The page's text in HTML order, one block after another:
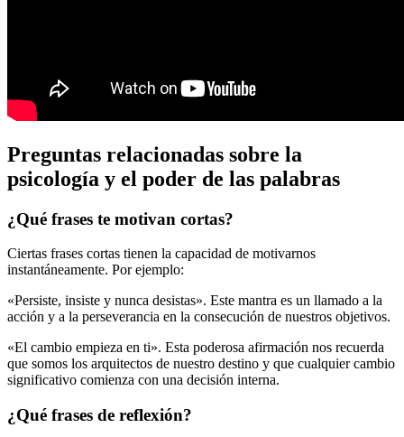
Preguntas relacionadas sobre la
psicología y el poder de las palabras
¿Qué frases te motivan cortas?
Ciertas frases cortas tienen la capacidad de motivarnos
instantáneamente. Por ejemplo:
«Persiste, insiste y nunca desistas». Este mantra es un llamado a la
acción y a la perseverancia en la consecución de nuestros objetivos.
«El cambio empieza en ti». Esta poderosa afirmación nos recuerda
que somos los arquitectos de nuestro destino y que cualquier cambio
significativo comienza con una decisión interna.
¿Qué frases de reflexión?